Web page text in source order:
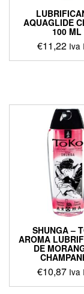
AQUAGLIDE
100 ML
€11,22 Iva
SHUNGA –
AROMA
DE
€10,87 Iva